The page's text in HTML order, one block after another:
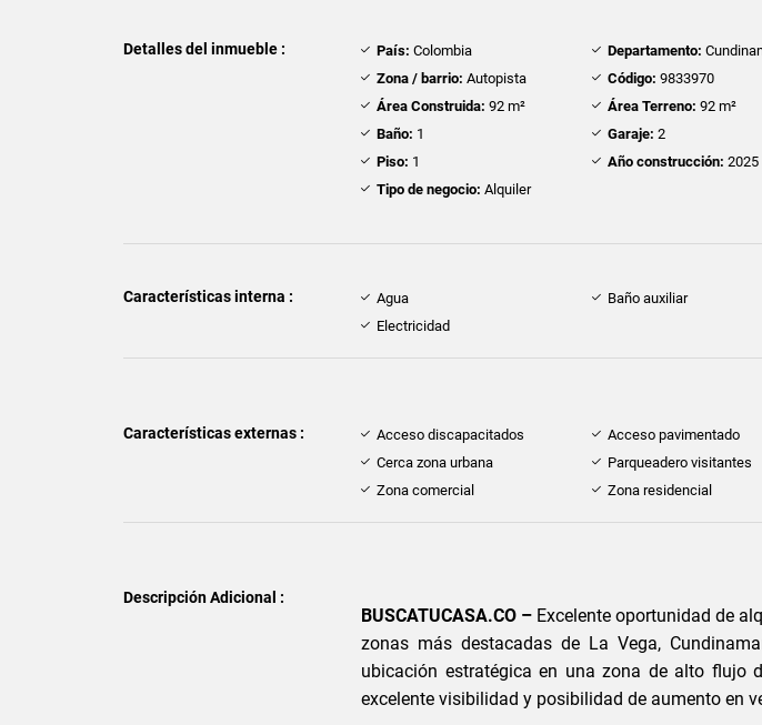
Detalles del inmueble : País: Colombia Departamento:
Zona / barrio: Autopista Código: 9833970
Área Construida: 92 m² Área Terreno: 92 m²
Baño: 1 Garaje: 2
Piso: 1 Año construcción: 2025
Tipo de negocio: Alquiler
Características interna : Agua Baño auxiliar
Electricidad
Características externas : Acceso discapacitados Acceso pavimentado
Cerca zona urbana
Parqueadero visitantes
Zona comercial
Zona residencial
Descripción Adicional :
BUSCATUCASA.CO – Excelente oportunidad de
zonas más destacadas de La Vega,
ubicación estratégica en una zona de alto flujo
excelente visibilidad y posibilidad de aumento en